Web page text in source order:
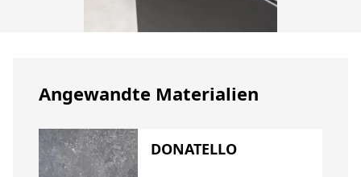
Angewandte Materialien
DONATELLO